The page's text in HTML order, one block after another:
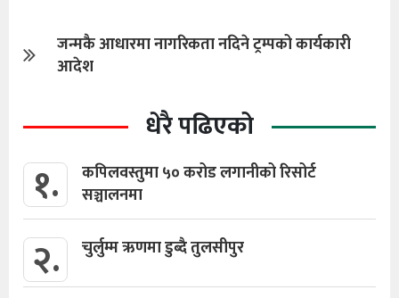
जन्मकै आधारमा नागरिकता नदिने ट्रम्पको कार्यकारी
आदेश
धेरै पढिएको
१.
कपिलवस्तुमा ५० करोड लगानीको रिसोर्ट
सञ्चालनमा
२. चुर्लुम्म ऋणमा डुब्दै तुलसीपुर